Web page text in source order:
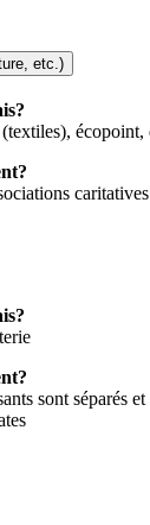
etc.)
écopoint,
sont séparés